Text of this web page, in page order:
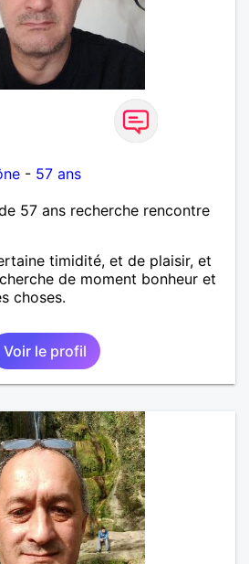
- 57 ans
57 ans recherche rencontre
timidité, et de plaisir, et
de moment bonheur et
choses.
Voir le profil